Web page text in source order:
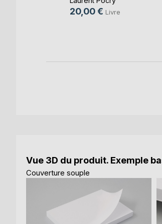
20,00 € Livre
Vue 3D du produit. Exemple
Couverture souple